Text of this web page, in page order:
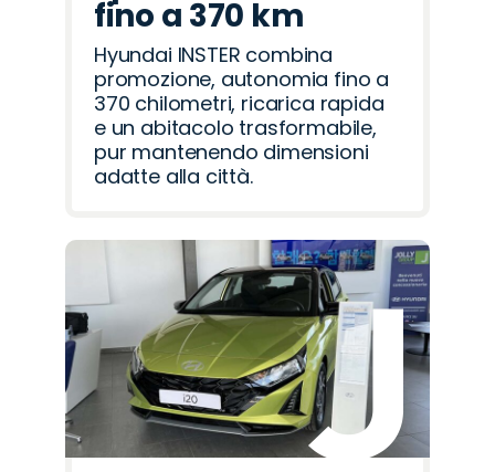
fino a 370 km
Hyundai INSTER combina
promozione, autonomia fino a
370 chilometri, ricarica rapida
e un abitacolo trasformabile,
pur mantenendo dimensioni
adatte alla città.